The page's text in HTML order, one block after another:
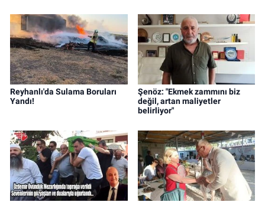
Reyhanlı'da Sulama Boruları
Yandı!
Şenöz: "Ekmek zammını biz
değil, artan maliyetler
belirliyor"